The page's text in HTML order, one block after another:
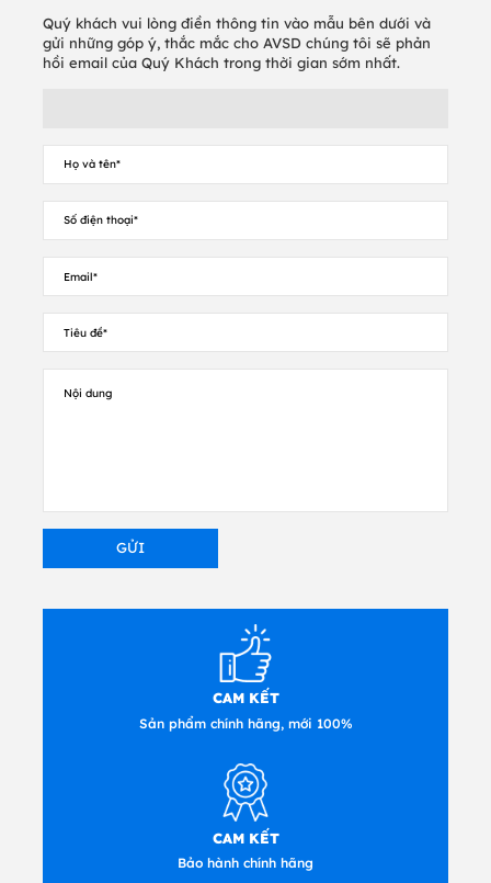
Sato, Intermec, Printronix, Argox, Bixolon,
Honeywell, Avery và các nhãn hiệu máy in
khác..
BW0153, BW0270..), UPM, Lintec..
Quý khách vui lòng điền thông tin vào mẫu bên dưới và
gửi những góp ý, thắc mắc cho AVSD chúng tôi sẽ phản
hồi email của Quý Khách trong thời gian sớm nhất.
CAM KẾT
Sản phẩm chính hãng, mới 100%
CAM KẾT
Bảo hành chính hãng